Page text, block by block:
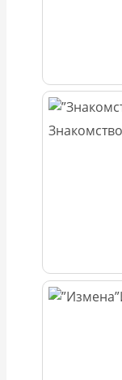
Знакомство